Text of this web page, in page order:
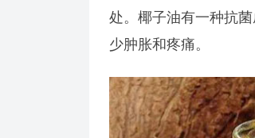
处。椰子油有一种抗
少肿胀和疼痛。